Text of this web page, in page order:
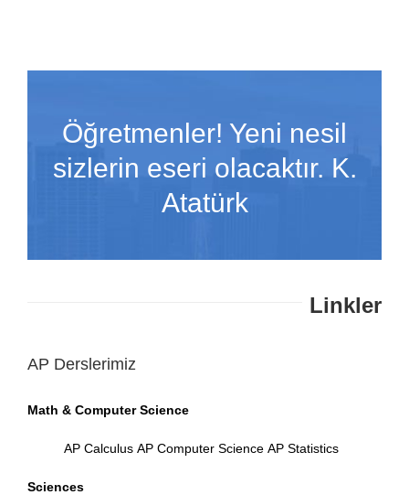
Öğretmenler! Yeni nesil
sizlerin eseri olacaktır. K.
Atatürk
Linkler
AP Derslerimiz
Math & Computer Science
AP Calculus AP Computer Science AP Statistics
Sciences